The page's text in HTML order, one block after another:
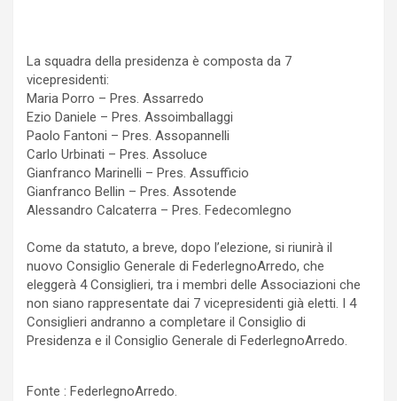
La squadra della presidenza è composta da 7
vicepresidenti:
Maria Porro – Pres. Assarredo
Ezio Daniele – Pres. Assoimballaggi
Paolo Fantoni – Pres. Assopannelli
Carlo Urbinati – Pres. Assoluce
Gianfranco Marinelli – Pres. Assufficio
Gianfranco Bellin – Pres. Assotende
Alessandro Calcaterra – Pres. Fedecomlegno
Come da statuto, a breve, dopo l’elezione, si riunirà il
nuovo Consiglio Generale di FederlegnoArredo, che
eleggerà 4 Consiglieri, tra i membri delle Associazioni che
non siano rappresentate dai 7 vicepresidenti già eletti. I 4
Consiglieri andranno a completare il Consiglio di
Presidenza e il Consiglio Generale di FederlegnoArredo.
Fonte : FederlegnoArredo.